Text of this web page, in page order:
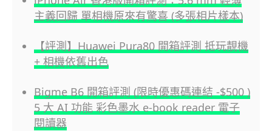
主義回歸 單相機原來有驚喜 (多張相片樣本)
【評測】Huawei Pura80 開箱評測 抵玩靚機
+ 相機依舊出色
Bigme B6 開箱評測 (限時優惠碼連結 -$500 )
5 大 AI 功能 彩色墨水 e-book reader 電子
閱讀器